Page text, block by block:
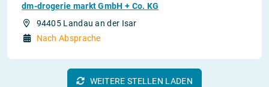
dm-drogerie markt GmbH + Co. KG
94405 Landau an der Isar
Nach Absprache
WEITERE STELLEN LADEN